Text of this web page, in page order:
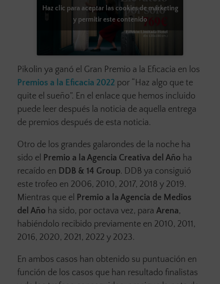
Haz clic para aceptar las cookies de márketing
y permitir este contenido
Pikolin ya ganó el Gran Premio a la Eficacia en los
Premios a la Eficacia 2022 por “Haz algo que te
quite el sueño”. En el enlace que hemos incluido
puede leer después la noticia de aquella entrega
de premios después de esta noticia.
Otro de los grandes galarondes de la noche ha
sido el Premio a la Agencia Creativa del Año ha
recaído en DDB & 14 Group. DDB ya consiguió
este trofeo en 2006, 2010, 2017, 2018 y 2019.
Mientras que el Premio a la Agencia de Medios
del Año ha sido, por octava vez, para Arena,
habiéndolo recibido previamente en 2010, 2011,
2016, 2020, 2021, 2022 y 2023.
En ambos casos han obtenido su puntuación en
función de los casos que han resultado finalistas